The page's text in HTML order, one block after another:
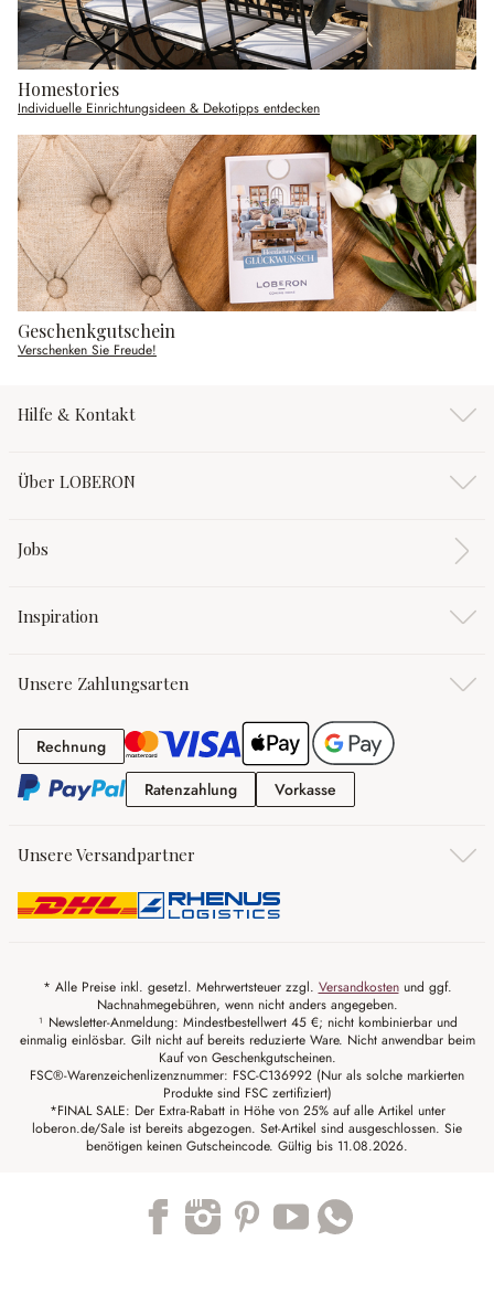
Homestories
Individuelle Einrichtungsideen & Dekotipps entdecken
Geschenkgutschein
Verschenken Sie Freude!
Hilfe & Kontakt
Über LOBERON
Jobs
Inspiration
Unsere Zahlungsarten
RechnungRechnung
RatenzahlungRatenzahlung
Vorkasse
Unsere Versandpartner
* Alle Preise inkl. gesetzl. Mehrwertsteuer zzgl. Versandkostenund ggf.
Nachnahmegebühren, wenn nicht anders angegeben.
¹ Newsletter-Anmeldung: Mindestbestellwert 45 €; nicht kombinierbar und
einmalig einlösbar. Gilt nicht auf bereits reduzierte Ware. Nicht anwendbar beim
Kauf von Geschenkgutscheinen.
FSC®-Warenzeichenlizenznummer: FSC-C136992 (Nur als solche markierten
Produkte sind FSC zertifiziert)
*FINAL SALE: Der Extra-Rabatt in Höhe von 25% auf alle Artikel unter
loberon.de/Sale ist bereits abgezogen. Set-Artikel sind ausgeschlossen. Sie
benötigen keinen Gutscheincode. Gültig bis 11.08.2026.